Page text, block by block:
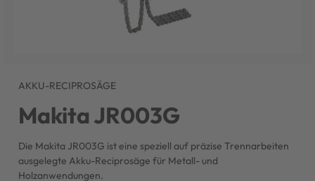
AKKU-RECIPROSÄGE
Makita JR003G
Die Makita JR003G ist eine speziell auf präzise Trennarbeiten
ausgelegte Akku-Reciprosäge für Metall- und
Holzanwendungen.